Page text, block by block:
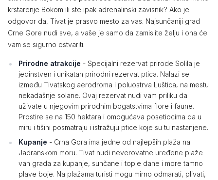
krstarenje Bokom ili ste ipak adrenalinski zavisnik? Ako je
odgovor da, Tivat je prasvo mesto za vas. Najsunčaniji grad
Crne Gore nudi sve, a vaše je samo da zamislite želju i ona će
vam se sigurno ostvariti.
Prirodne atrakcije - Specijalni rezervat prirode Solila je
jedinstven i unikatan prirodni rezervat ptica. Nalazi se
između Tivatskog aerodroma i poluostrva Luštica, na mestu
nekadašnje solane. Ovaj rezervat nudi vam priliku da
uživate u njegovim prirodnim bogatstvima flore i faune.
Prostire se na 150 hektara i omogućava posetiocima da u
miru i tišini posmatraju i istražuju ptice koje su tu nastanjene.
Kupanje - Crna Gora ima jedne od najlepših plaža na
Jadranskom moru. Tivat nudi neverovatne uređene plaže
van grada za kupanje, sunčane i tople dane i more tamno
plave boje. Na plažama turisti mogu mirno odmarati, plivati,